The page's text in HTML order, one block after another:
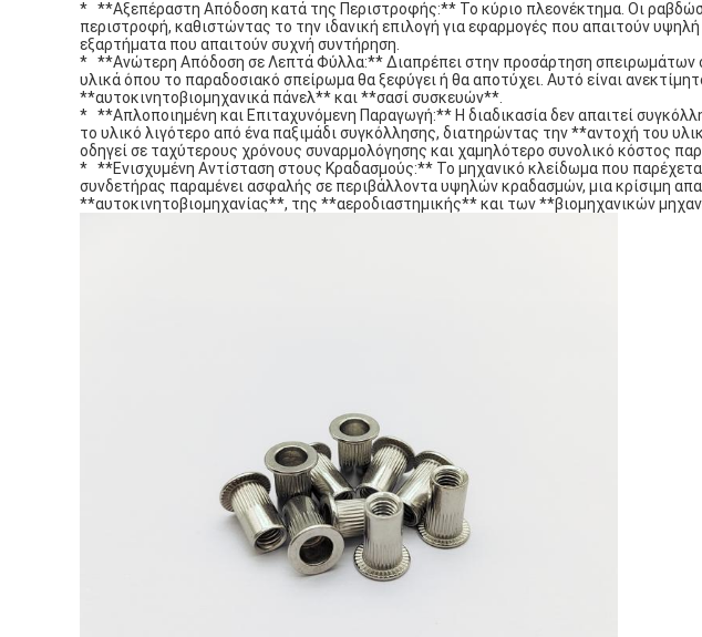
* **Αξεπέραστη Απόδοση κατά της Περιστροφής:** Το κύριο πλεονέκτημα. Οι
περιστροφή, καθιστώντας το την ιδανική επιλογή για εφαρμογές που απαιτούν
εξαρτήματα που απαιτούν συχνή συντήρηση.
* **Ανώτερη Απόδοση σε Λεπτά Φύλλα:** Διαπρέπει στην προσάρτηση σπειρωμάτων
υλικά όπου το παραδοσιακό σπείρωμα θα ξεφύγει ή θα αποτύχει. Αυτό είναι
**αυτοκινητοβιομηχανικά πάνελ** και **σασί συσκευών**.
* **Απλοποιημένη και Επιταχυνόμενη Παραγωγή:** Η διαδικασία δεν απαιτεί
το υλικό λιγότερο από ένα παξιμάδι συγκόλλησης, διατηρώντας την **αντοχή του
οδηγεί σε ταχύτερους χρόνους συναρμολόγησης και χαμηλότερο συνολικό κόστος
* **Ενισχυμένη Αντίσταση στους Κραδασμούς:** Το μηχανικό κλείδωμα που
συνδετήρας παραμένει ασφαλής σε περιβάλλοντα υψηλών κραδασμών, μια κρίσιμη
**αυτοκινητοβιομηχανίας**, της **αεροδιαστημικής** και των **βιομηχανικών